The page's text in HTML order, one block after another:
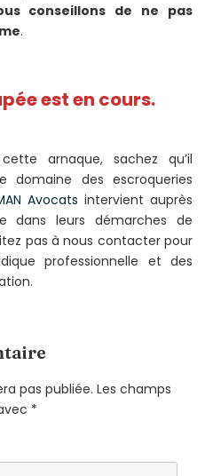
conseillons de ne pas
.
est en cours.
arnaque, sachez qu’il
domaine des escroqueries
Avocats intervient auprès
dans leurs démarches de
pas à nous contacter pour
professionnelle et des
pas publiée. Les champs
*